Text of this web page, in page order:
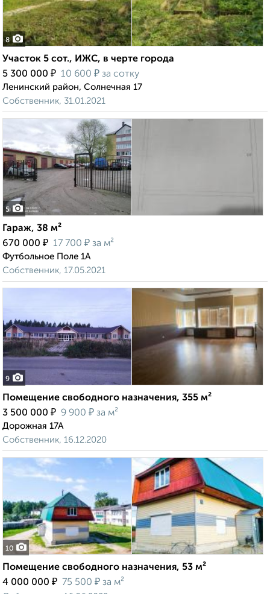
8
Участок 5 сот., ИЖС, в черте города
5 300 000 ₽ 10 600 ₽ за сотку
Ленинский район, Солнечная 17
Собственник, 31.01.2021
5
Гараж, 38 м²
670 000 ₽ 17 700 ₽ за м²
Футбольное Поле 1А
Собственник, 17.05.2021
9
Помещение свободного назначения, 355 м²
3 500 000 ₽ 9 900 ₽ за м²
Дорожная 17А
Собственник, 16.12.2020
10
Помещение свободного назначения, 53 м²
4 000 000 ₽ 75 500 ₽ за м²